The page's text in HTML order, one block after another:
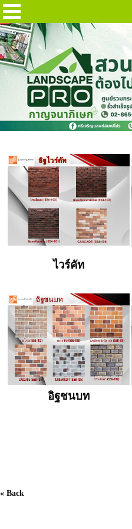
ไวร์คัท
อิฐชนบท
« Back